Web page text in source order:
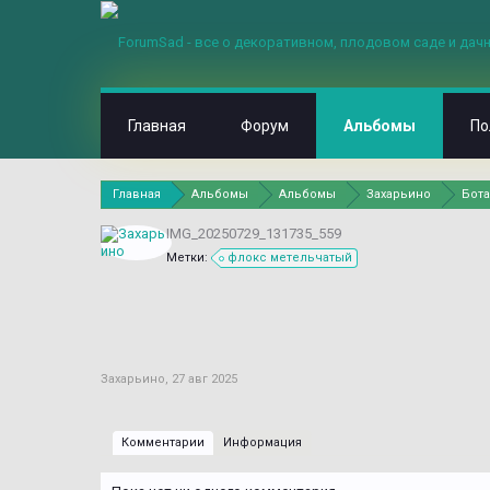
Главная Альбомы Альбомы Захарьино
IMG_20250729_131735_559
Метки: флокс метельчатый
Захарьино, 27 авг 2025
Комментарии Информация
Главная Форум Альбомы